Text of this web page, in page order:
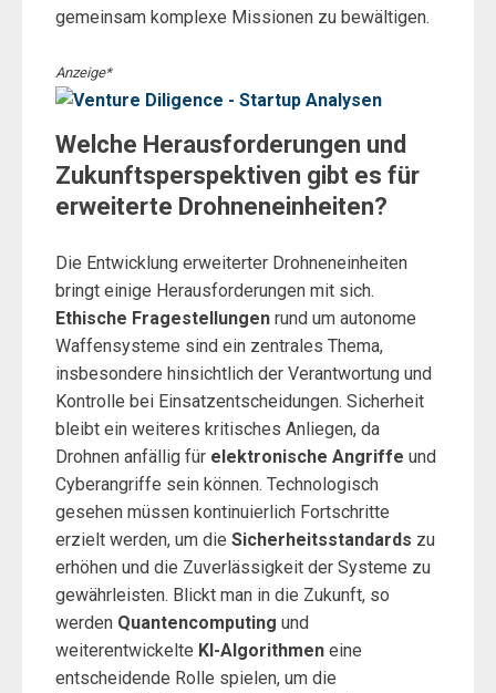
gemeinsam komplexe Missionen zu bewältigen.
Anzeige*
Welche Herausforderungen und
Zukunftsperspektiven gibt es für
erweiterte Drohneneinheiten?
Die Entwicklung erweiterter Drohneneinheiten
bringt einige Herausforderungen mit sich.
Ethische Fragestellungen rund um autonome
Waffensysteme sind ein zentrales Thema,
insbesondere hinsichtlich der Verantwortung und
Kontrolle bei Einsatzentscheidungen. Sicherheit
bleibt ein weiteres kritisches Anliegen, da
Drohnen anfällig für elektronische Angriffe und
Cyberangriffe sein können. Technologisch
gesehen müssen kontinuierlich Fortschritte
erzielt werden, um die Sicherheitsstandards zu
erhöhen und die Zuverlässigkeit der Systeme zu
gewährleisten. Blickt man in die Zukunft, so
werden Quantencomputing und
weiterentwickelte KI-Algorithmen eine
entscheidende Rolle spielen, um die